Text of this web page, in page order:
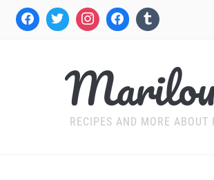
RECIPES AND MORE ABOUT